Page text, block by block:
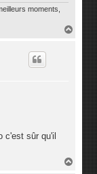
moments,
c'est sûr qu'il